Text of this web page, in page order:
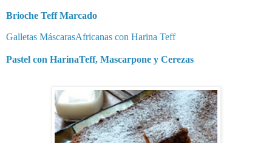
Brioche Teff Marcado
Galletas MáscarasAfricanas con Harina Teff
Pastel con HarinaTeff, Mascarpone y Cerezas